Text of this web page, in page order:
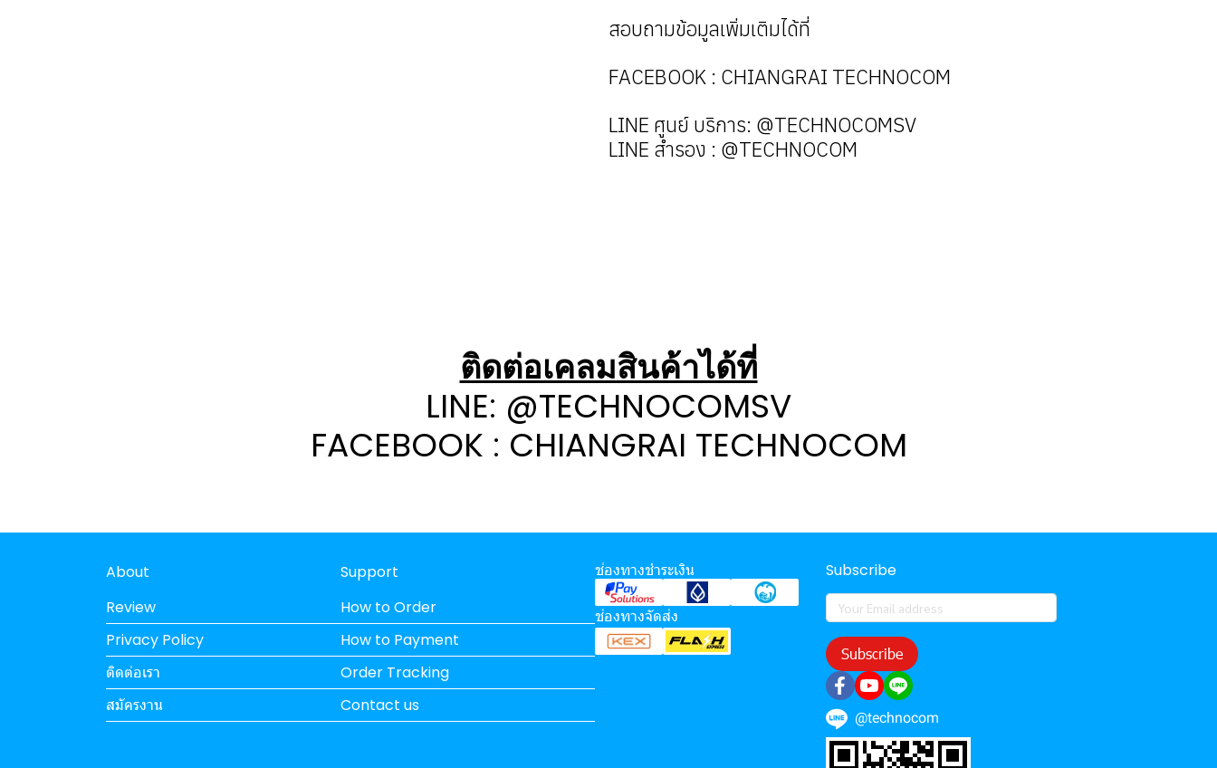
สอบถามข้อมูลเพิ่มเติมได้ที่
FACEBOOK : CHIANGRAI TECHNOCOM
LINE ศูนย์ บริการ: @TECHNOCOMSV
LINE สำรอง : @TECHNOCOM
ติดต่อเคลมสินค้าได้ที่
LINE: @TECHNOCOMSV
FACEBOOK : CHIANGRAI TECHNOCOM
About
Review
Privacy Policy
ติดต่อเรา
สมัครงาน
Support
How to Order
How to Payment
Order Tracking
Contact us
ช่องทางชำระเงิน
ช่องทางจัดส่ง
Subscribe
Subscribe
@technocom